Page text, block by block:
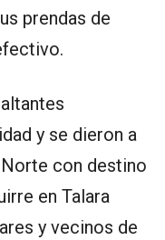
prendas de
y se dieron a
con destino
en Talara
y vecinos de